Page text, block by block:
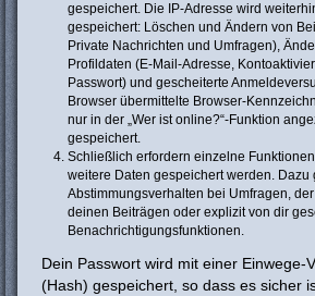
gespeichert. Die IP-Adresse wird
gespeichert: Löschen und Ändern von
Private Nachrichten und Umfragen),
Profildaten (E-Mail-Adresse,
Passwort) und gescheiterte
Browser übermittelte Browser-
nur in der „Wer ist online?“-Funktion
gespeichert.
Schließlich erfordern einzelne
weitere Daten gespeichert werden. Dazu
Abstimmungsverhalten bei Umfragen,
deinen Beiträgen oder explizit von dir
Benachrichtigungsfunktionen.
Dein Passwort wird mit einer Einwege-
(Hash) gespeichert, so dass es sicher